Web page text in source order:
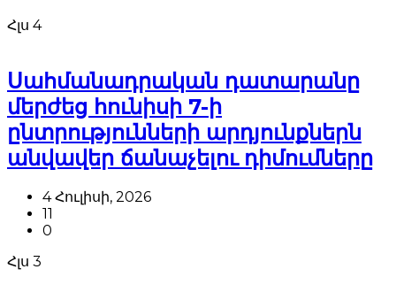
Հլս 4
Սահմանադրական դատարանը
մերժեց հունիսի 7-ի
ընտրությունների արդյունքներն
անվավեր ճանաչելու դիմումները
4 Հուլիսի, 2026
11
0
Հլս 3